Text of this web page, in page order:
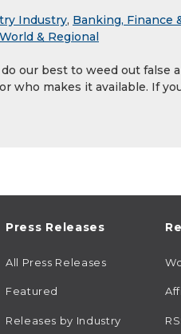
Industry, Banking, Finance
World & Regional
our best to weed out false
makes it available. If
Press Releases
All Press Releases
Featured
Releases by Industry